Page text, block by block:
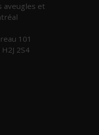
aveugles et
101
2S4